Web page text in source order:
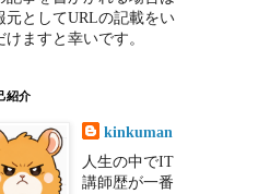
元としてURLの記載をい
けますと幸いです。
紹介
kinkuman
人生の中でIT
講師歴が一番